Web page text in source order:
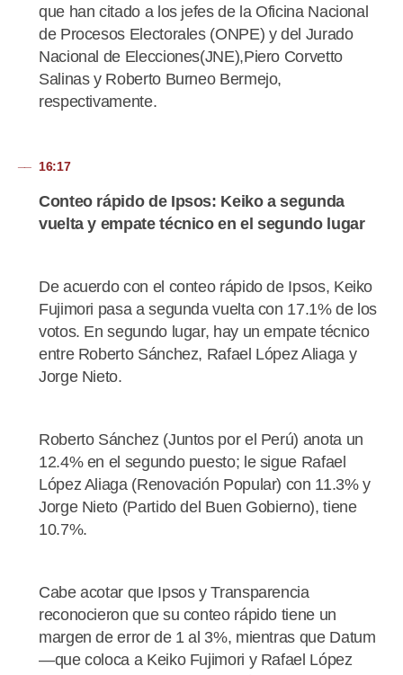
que han citado a los jefes de la Oficina Nacional
de Procesos Electorales (ONPE) y del Jurado
Nacional de Elecciones(JNE),Piero Corvetto
Salinas y Roberto Burneo Bermejo,
respectivamente.
16:17
Conteo rápido de Ipsos: Keiko a segunda
vuelta y empate técnico en el segundo lugar
De acuerdo con el conteo rápido de Ipsos, Keiko
Fujimori pasa a segunda vuelta con 17.1% de los
votos. En segundo lugar, hay un empate técnico
entre Roberto Sánchez, Rafael López Aliaga y
Jorge Nieto.
Roberto Sánchez (Juntos por el Perú) anota un
12.4% en el segundo puesto; le sigue Rafael
López Aliaga (Renovación Popular) con 11.3% y
Jorge Nieto (Partido del Buen Gobierno), tiene
10.7%.
Cabe acotar que Ipsos y Transparencia
reconocieron que su conteo rápido tiene un
margen de error de 1 al 3%, mientras que Datum
—que coloca a Keiko Fujimori y Rafael López